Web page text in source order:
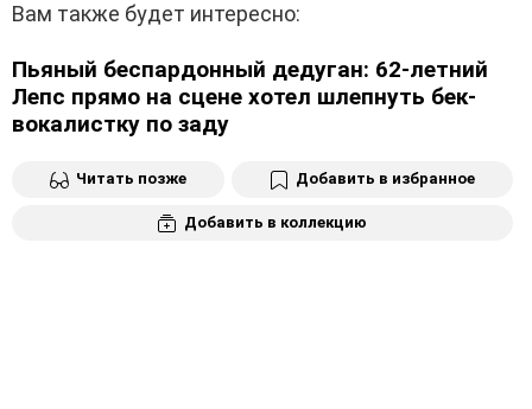
Вам также будет интересно:
Пьяный беспардонный дедуган: 62-летний
Лепс прямо на сцене хотел шлепнуть бек-
вокалистку по заду
Читать позже Добавить в избранное
Добавить в коллекцию